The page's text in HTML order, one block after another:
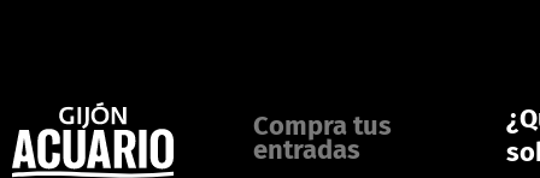
Compra tus
entradas